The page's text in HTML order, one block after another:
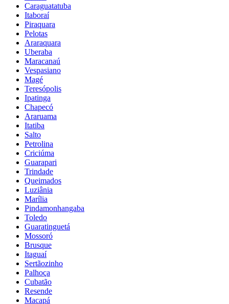
Caraguatatuba
Itaboraí
Piraquara
Pelotas
Araraquara
Uberaba
Maracanaú
Vespasiano
Magé
Teresópolis
Ipatinga
Chapecó
Araruama
Itatiba
Salto
Petrolina
Criciúma
Guarapari
Trindade
Queimados
Luziânia
Marília
Pindamonhangaba
Toledo
Guaratinguetá
Mossoró
Brusque
Itaguaí
Sertãozinho
Palhoça
Cubatão
Resende
Macapá